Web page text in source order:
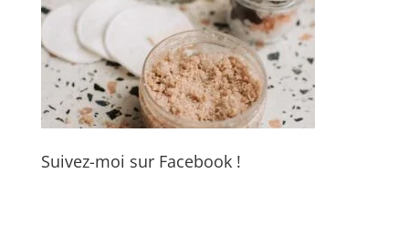
Suivez-moi sur Facebook !